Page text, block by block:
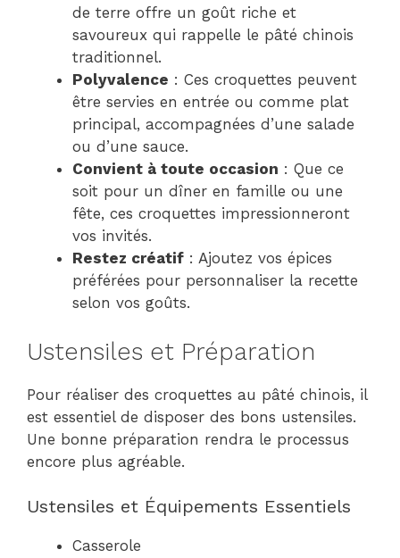
de terre offre un goût riche et
savoureux qui rappelle le pâté chinois
traditionnel.
Polyvalence : Ces croquettes peuvent
être servies en entrée ou comme plat
principal, accompagnées d’une salade
ou d’une sauce.
Convient à toute occasion : Que ce
soit pour un dîner en famille ou une
fête, ces croquettes impressionneront
vos invités.
Restez créatif : Ajoutez vos épices
préférées pour personnaliser la recette
selon vos goûts.
Ustensiles et Préparation
Pour réaliser des croquettes au pâté chinois, il
est essentiel de disposer des bons ustensiles.
Une bonne préparation rendra le processus
encore plus agréable.
Ustensiles et Équipements Essentiels
Casserole